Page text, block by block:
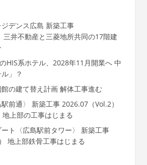
デンス広島 新築工事
三井不動産と三菱地所共同の17階建
HIS系ホテル、2028年11月開業へ 中
」？
の建て替え計画 解体工事進む
前通〉 新築工事 2026.07（Vol.2）
上部の工事はじまる
ト〈広島駅前タワー〉 新築工事
地上部鉄骨工事はじまる